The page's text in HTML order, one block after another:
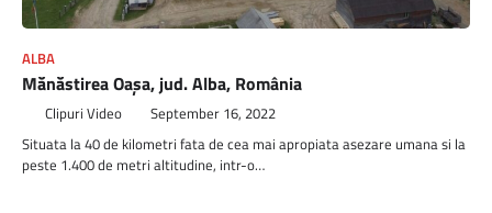
ALBA
Mănăstirea Oașa, jud. Alba, România
Clipuri Video September 16, 2022
Situata la 40 de kilometri fata de cea mai apropiata asezare umana si la
peste 1.400 de metri altitudine, intr-o…